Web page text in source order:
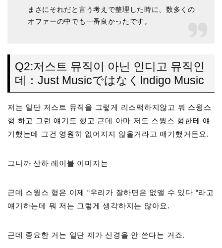
まさにそれだと言う考えで整理した時に、数多くの
オファーの中でも一番良かったです。
Q2:저스트 뮤직이 아닌 인디고 뮤직인
데：Just MusicではなくIndigo Music
저는 일단 저스트 뮤직을 그렇게 리스팩하지않고 뭐 스윙스
형 하고 그런 얘기도 했고 근데 아마 저도 스윙스 형한테 얘
기했는데 그건 영원히 없어지지 않을거라고 얘기했거든요.
그니까 산하 레이블 이미지는
근데 스윙스 형은 이제 “우리가 잘하면은 없앨 수 있다 “라고
얘기하는데 뭐 저는 그렇게 생각하지는 않아요.
근데 중요한 거는 일단 제가 신경을 안 쓴다는 거죠.